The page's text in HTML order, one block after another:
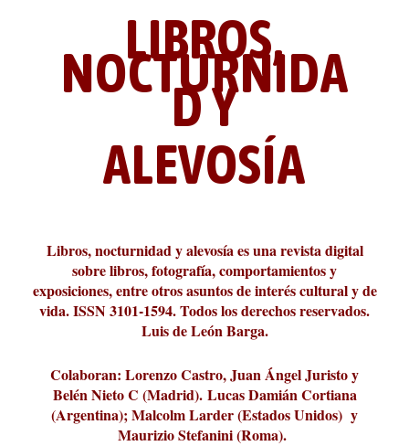
Revista Cultural Turia, númer...
10.000 pasos al día? Lo que d...
paisajística del mar de Sicil...
París
metafísicos de la novela ne...
LIBROS,
NOCTURNIDA
D Y
ALEVOSÍA
Libros, nocturnidad y alevosía es una revista digital
sobre libros, fotografía, comportamientos y
exposiciones, entre otros asuntos de interés cultural y de
vida. ISSN 3101-1594. Todos los derechos reservados.
Luis de León Barga.
Colaboran: Lorenzo Castro, Juan Ángel Juristo y
Belén Nieto C (Madrid). Lucas Damián Cortiana
(Argentina); Malcolm Larder (Estados Unidos) y
Maurizio Stefanini (Roma).